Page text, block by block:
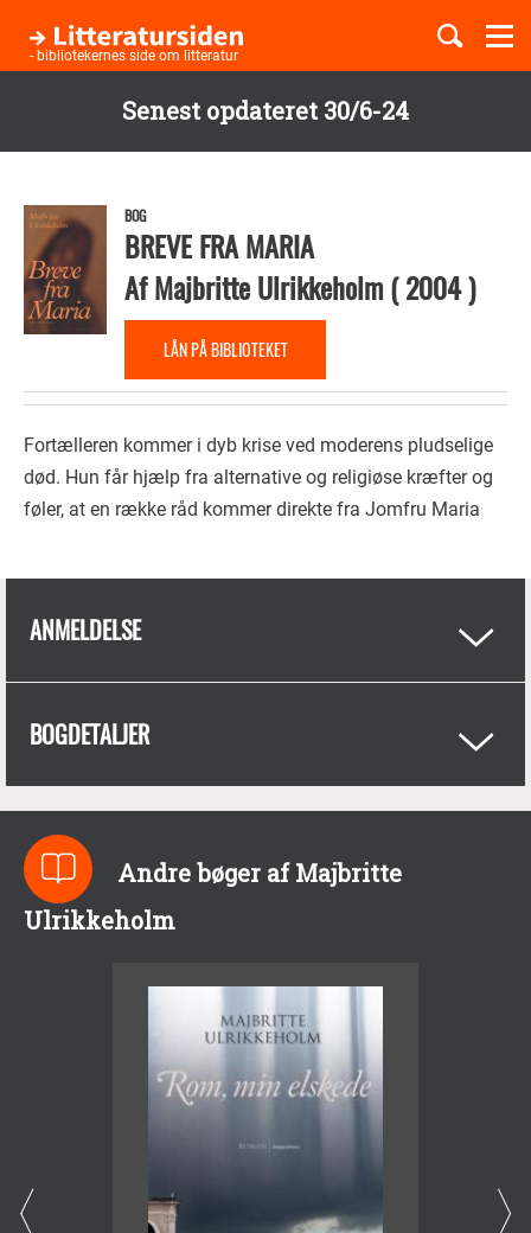
Senest opdateret 30/6-24
hovedindhold
- bibliotekernes side om litteratur
Børnebøger
Temaer
BOG
BREVE FRA MARIA
AfMajbritte Ulrikkeholm(2004)
LÅN PÅ BIBLIOTEKET
Fortælleren kommer i dyb krise ved moderens pludselige
død. Hun får hjælp fra alternative og religiøse kræfter og
føler, at en række råd kommer direkte fra Jomfru Maria
ANMELDELSE
BOGDETALJER
Andre bøger af Majbritte
Ulrikkeholm